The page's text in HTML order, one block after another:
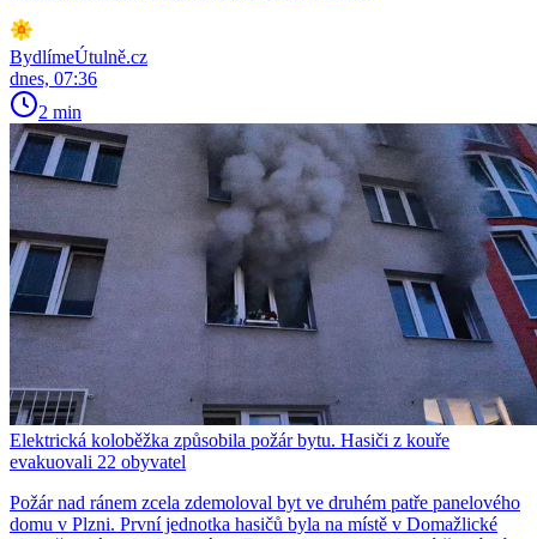
BydlímeÚtulně.cz
dnes, 07:36
2 min
Elektrická koloběžka způsobila požár bytu. Hasiči z kouře
evakuovali 22 obyvatel
Požár nad ránem zcela zdemoloval byt ve druhém patře panelového
domu v Plzni. První jednotka hasičů byla na místě v Domažlické